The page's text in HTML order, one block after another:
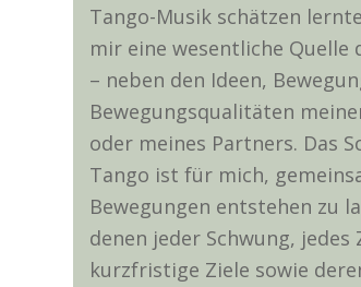
Tango-Musik schätzen
mir eine wesentliche Quelle
– neben den Ideen,
Bewegungsqualitäten
oder meines Partners. Das
Tango ist für mich,
Bewegungen entstehen zu
denen jeder Schwung, jedes
kurzfristige Ziele sowie